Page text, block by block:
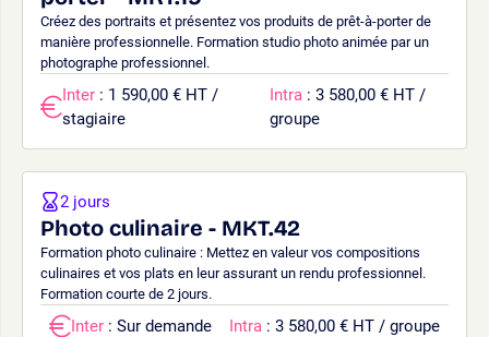
Créez des portraits et présentez vos produits de prêt-à-porter de
manière professionnelle. Formation studio photo animée par un
photographe professionnel.
Inter : 1 590,00 € HT /
stagiaire
Intra : 3 580,00 € HT /
groupe
Photo culinaire - MKT.42
Formation photo culinaire : Mettez en valeur vos compositions
culinaires et vos plats en leur assurant un rendu professionnel.
Formation courte de 2 jours.
2 jours
Inter : Sur demande Intra : 3 580,00 € HT / groupe